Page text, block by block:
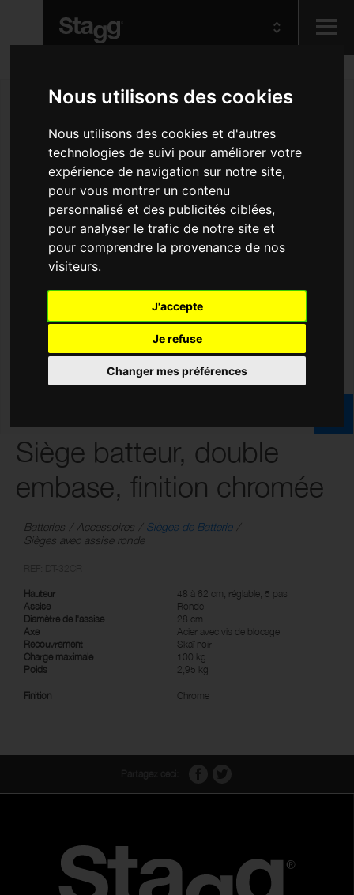
Nous utilisons des cookies
Nous utilisons des cookies et d'autres
technologies de suivi pour améliorer votre
expérience de navigation sur notre site,
pour vous montrer un contenu
personnalisé et des publicités ciblées,
pour analyser le trafic de notre site et
pour comprendre la provenance de nos
visiteurs.
J'accepte
Je refuse
Changer mes préférences
Audio &
Lighting
Siège batteur, double
embase, finition chromée
Batteries Accessoires
Sièges de Batterie
Sièges avec assise ronde
Hauteur
48 à 62 cm, réglable, 5 pas
Assise
Ronde
Diamètre de l'assise
28 cm
Axe
Acier avec vis de blocage
Recouvrement
Skaï noir
Charge maximale
100 kg
Poids
2,95 kg
Finition Chrome